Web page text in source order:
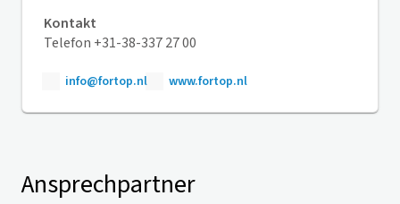
Kontakt
Telefon +31-38-337 27 00
info@fortop.nl www.fortop.nl
Ansprechpartner